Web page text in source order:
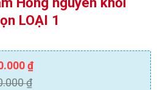
LOẠI 1
₫
₫